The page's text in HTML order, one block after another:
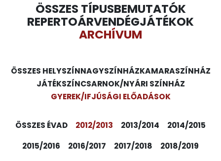
ÖSSZES TÍPUSBEMUTATÓK
REPERTOÁRVENDÉGJÁTÉKOK
ARCHÍVUM
ÖSSZES HELYSZÍNNAGYSZÍNHÁZKAMARASZÍNHÁZ
JÁTÉKSZÍNCSARNOK/NYÁRI SZÍNHÁZ
GYEREK/IFJÚSÁGI ELŐADÁSOK
ÖSSZES ÉVAD 2012/2013 2013/2014
2014/2015
2015/2016
2016/2017 2017/2018
2018/2019